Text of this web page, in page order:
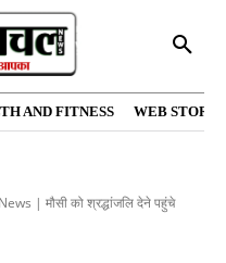
AND FITNESS WEB
| मौसी को श्रद्धांजलि देने पहुंचे